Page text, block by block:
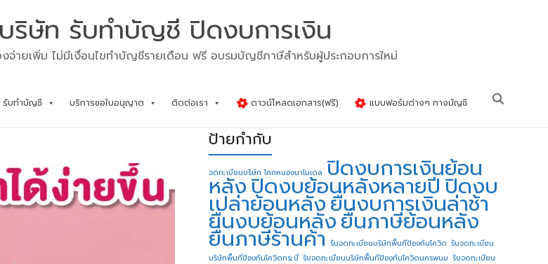
ริษัท รับทำบัญชี ปิดงบการเงิน
จ่ายเพิ่ม ไม่มีเงื่อนไขทำบัญชีรายเดือน ฟรี อบรมบัญชีภาษีสำหรับผู้ประกอบการใหม่
รับทำบัญชี บริการขอใบอนุญาต ติดต่อเรา ดาวน์โหลดเอกสาร(ฟรี) แบบฟอร์มต่างๆ ทางบัญชี
ป้ายกำกับ
จดทะเบียนบริษัท โคกหนองนาโมเดล ปิดงบการเงินย้อน
หลังปิดงบย้อนหลังหลายปี ปิดงบ
เปล่าย้อนหลังยื่นงบการเงินล่าช้า
ยื่นงบย้อนหลังยื่นภาษีย้อนหลัง
ยื่นภาษีร้านค้า รับจดทะเบียนบริษัทพื้นทีป้องกันโควิด รับจดทะเบียน
บริษัทพื้นทีป้องกันโควิดกระบี่ รับจดทะเบียนบริษัทพื้นทีป้องกันโควิดนครพนม รับจดทะเบียน